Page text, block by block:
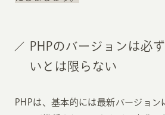
PHPのバージョンは必
いとは限らない
PHPは、基本的には最新バージョン